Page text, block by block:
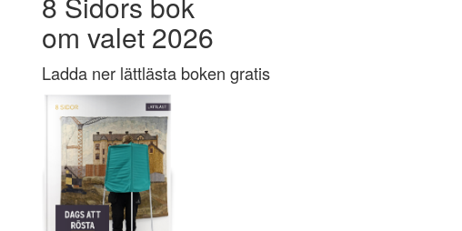
om valet 2026
Ladda ner lättlästa boken gratis